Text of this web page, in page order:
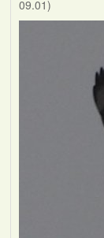
09.01)